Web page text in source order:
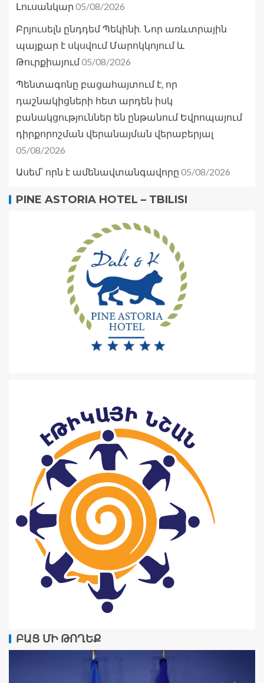
Լուսանկար 05/08/2026
Բրյուսելն ընդդեմ Պեկինի. Նոր առևտրային
պայքար է սկսվում Մարոկկոյում և
Թուրքիայում05/08/2026
Պենտագոնը բացահայտում է, որ
դաշնակիցների հետ արդեն իսկ
բանակցություններ են ընթանում Եվրոպայում
դիրքորոշման վերանայման վերաբերյալ
05/08/2026
Ասեմ՝ որն է ամենավտանգավորը 05/08/2026
PINE ASTORIA HOTEL – TBILISI
ԲԱՑ ՄԻ ԹՈՂԵՔ